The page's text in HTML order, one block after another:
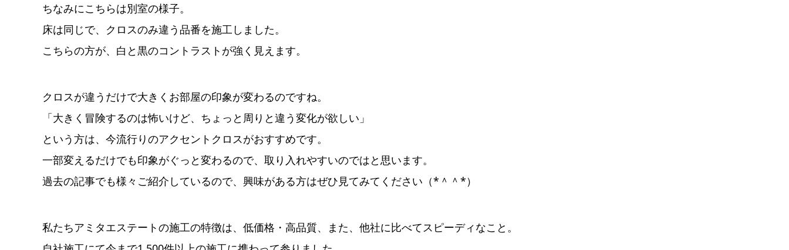
ちなみにこちらは別室の様子。
床は同じで、クロスのみ違う品番を施工しました。
こちらの方が、白と黒のコントラストが強く見えます。
クロスが違うだけで大きくお部屋の印象が変わるのですね。
「大きく冒険するのは怖いけど、ちょっと周りと違う変化が欲しい」
という方は、今流行りのアクセントクロスがおすすめです。
一部変えるだけでも印象がぐっと変わるので、取り入れやすいのではと思います。
過去の記事でも様々ご紹介しているので、興味がある方はぜひ見てみてください（*＾＾*）
私たちアミタエステートの施工の特徴は、低価格・高品質、また、他社に比べてスピーディなこと。